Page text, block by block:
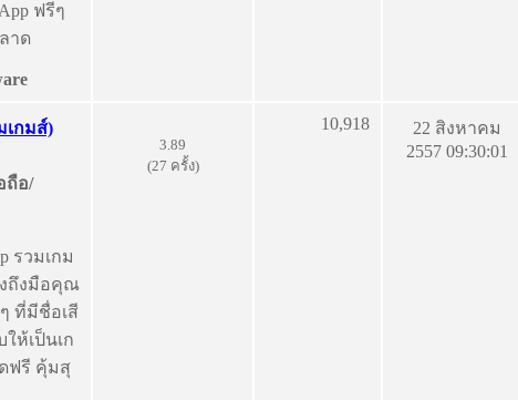
ฟรีๆ
าด
เกมส์)
รวมเกม
งถึงมือคุณ
ที่มีชื่อเสี
ห้เป็นเก
ฟรี คุ้มสุ
3.89
(27 ครั้ง)
10,918
22 สิงหาคม
2557 09:30:01